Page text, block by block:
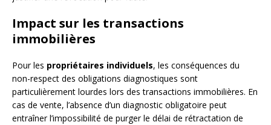
Impact sur les transactions
immobilières
Pour les propriétaires individuels, les conséquences du
non-respect des obligations diagnostiques sont
particulièrement lourdes lors des transactions immobilières. En
cas de vente, l’absence d’un diagnostic obligatoire peut
entraîner l’impossibilité de purger le délai de rétractation de